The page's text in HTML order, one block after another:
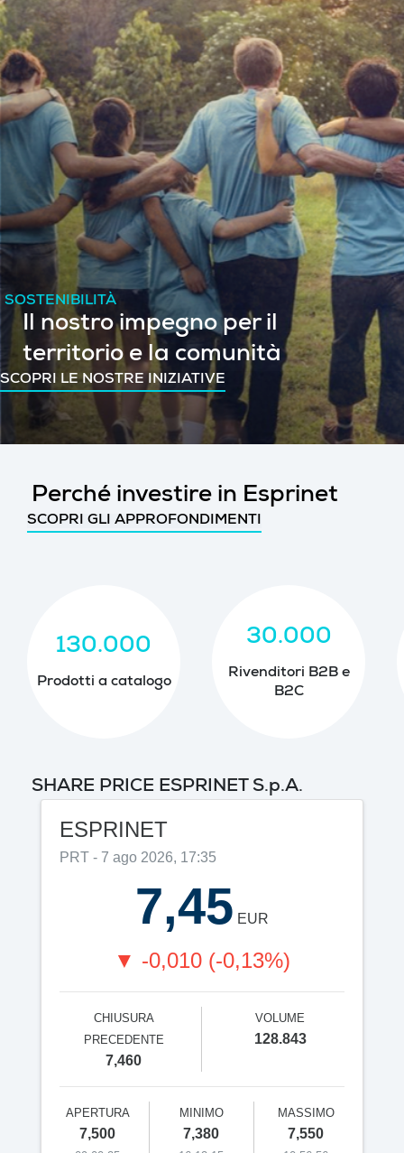
SOSTENIBILITÀ
Il nostro impegno per il
territorio e la comunità
SCOPRI LE NOSTRE INIZIATIVE
Perché investire in Esprinet
SCOPRI GLI APPROFONDIMENTI
130.000
Prodotti a catalogo
30.000
Rivenditori B2B e
B2C
SHARE PRICE ESPRINET S.p.A.